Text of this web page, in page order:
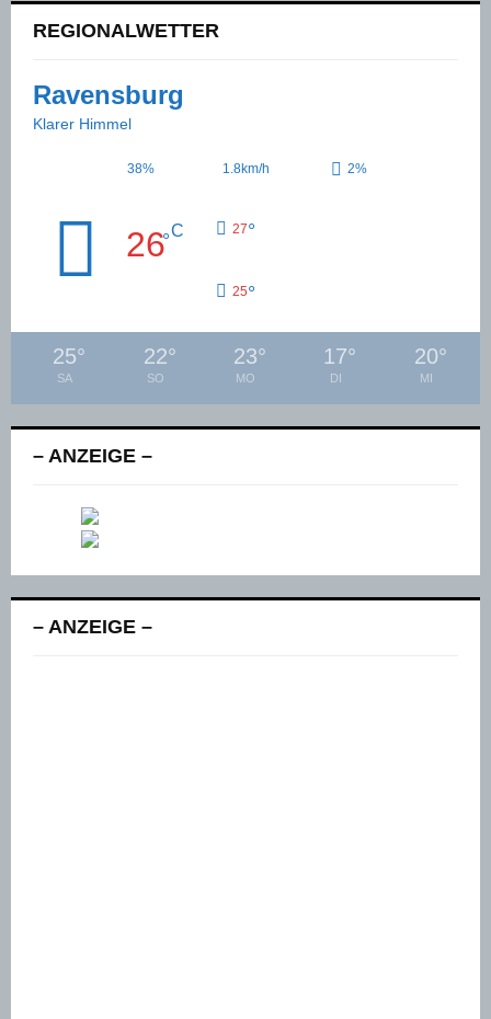
REGIONALWETTER
Ravensburg
Klarer Himmel
38% 1.8km/h 2%
26°C 27°
25°
25°
SA
22°
SO
23°
MO
17°
DI
20°
MI
– ANZEIGE –
– ANZEIGE –